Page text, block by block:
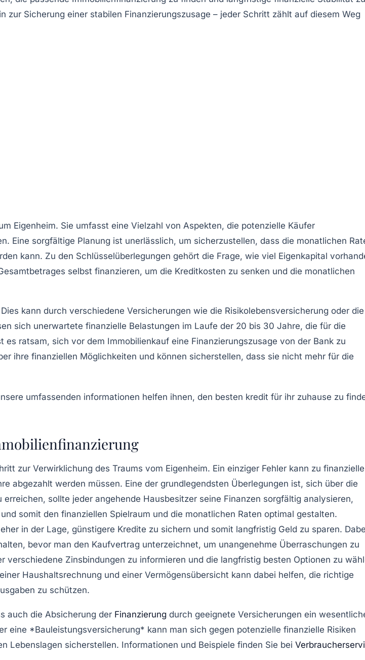
zur Sicherung einer stabilen Finanzierungszusage – jeder Schritt zählt auf diesem Weg
Eigenheim. Sie umfasst eine Vielzahl von Aspekten, die potenzielle Käufer
Eine sorgfältige Planung ist unerlässlich, um sicherzustellen, dass die monatlichen
kann. Zu den Schlüsselüberlegungen gehört die Frage, wie viel Eigenkapital
selbst finanzieren, um die Kreditkosten zu senken und die monatlichen
kann durch verschiedene Versicherungen wie die Risikolebensversicherung oder die
sich unerwartete finanzielle Belastungen im Laufe der 20 bis 30 Jahre, die für die
es ratsam, sich vor dem Immobilienkauf eine Finanzierungszusage von der Bank zu
ihre finanziellen Möglichkeiten und können sicherstellen, dass sie nicht mehr für die
zur Verwirklichung des Traums vom Eigenheim. Ein einziger Fehler kann zu
abgezahlt werden müssen. Eine der grundlegendsten Überlegungen ist, sich über die
erreichen, sollte jeder angehende Hausbesitzer seine Finanzen sorgfältig analysieren,
somit den finanziellen Spielraum und die monatlichen Raten optimal gestalten.
in der Lage, günstigere Kredite zu sichern und somit langfristig Geld zu sparen.
bevor man den Kaufvertrag unterzeichnet, um unangenehme Überraschungen zu
verschiedene Zinsbindungen zu informieren und die langfristig besten Optionen zu
Haushaltsrechnung und einer Vermögensübersicht kann dabei helfen, die richtige
zu schützen.
auch die Absicherung der Finanzierung durch geeignete Versicherungen ein
eine *Bauleistungsversicherung* kann man sich gegen potenzielle finanzielle Risiken
Lebenslagen sicherstellen. Informationen und Beispiele finden Sie bei